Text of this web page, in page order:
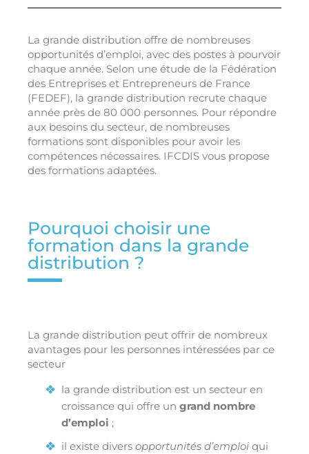
La grande distribution offre de nombreuses
opportunités d’emploi, avec des postes à pourvoir
chaque année. Selon une étude de la Fédération
des Entreprises et Entrepreneurs de France
(FEDEF), la grande distribution recrute chaque
année près de 80 000 personnes. Pour répondre
aux besoins du secteur, de nombreuses
formations sont disponibles pour avoir les
compétences nécessaires. IFCDIS vous propose
des formations adaptées.
Pourquoi choisir une
formation dans la grande
distribution ?
La grande distribution peut offrir de nombreux
avantages pour les personnes intéressées par ce
secteur
la grande distribution est un secteur en
croissance qui offre un grand nombre
d’emploi ;
il existe divers opportunités d’emploi qui